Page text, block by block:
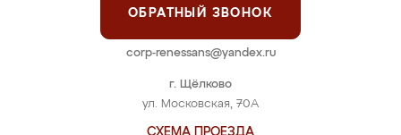
г. Щёлково
ул. Московская, 70А
СХЕМА ПРОЕЗДА
ОБРАТНЫЙ ЗВОНОК
corp-renessans@yandex.ru